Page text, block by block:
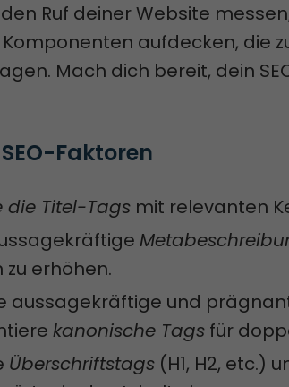
Ruf deiner Website
aufdecken, die
Mach dich bereit, dein
Faktoren
die Titel-Tags mit relevanten
zu erhöhen.
aussagekräftige und
kanonische Tags für
Überschriftstags (H1, H2, etc.)